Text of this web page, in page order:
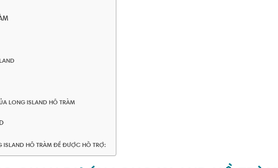
LONG ISLAND HỒ TRÀM
ISLAND HỒ TRÀM ĐỂ ĐƯỢC HỖ TRỢ: